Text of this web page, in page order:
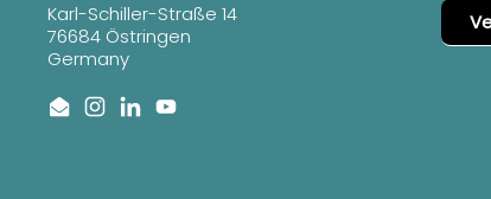
Karl-Schiller-Straße 14
76684 Östringen
Germany
EmailInstagram
LinkedInYouTube